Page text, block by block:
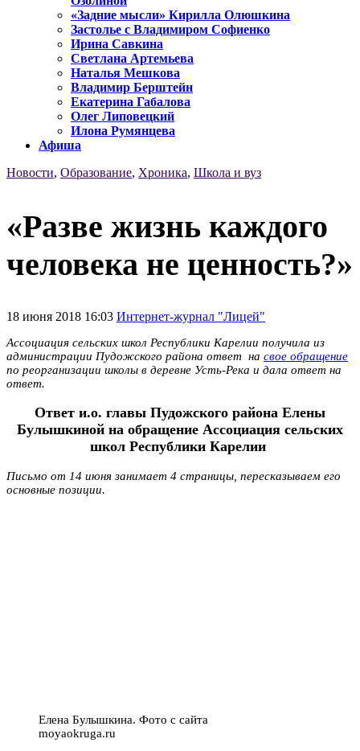
«Задние мысли» Кирилла Олюшкина
Застолье с Владимиром Софиенко
Ирина Савкина
Светлана Артемьева
Наталья Мешкова
Владимир Берштейн
Екатерина Габалова
Олег Липовецкий
Илона Румянцева
Афиша
Новости, Образование, Хроника, Школа и вуз
«Разве жизнь каждого
человека не ценность?»
18 июня 2018 16:03 Интернет-журнал "Лицей"
Ассоциация сельских школ Республики Карелии получила из
администрации Пудожского района ответ на свое обращение
по реорганизации школы в деревне Усть-Река и дала ответ на
ответ.
Ответ и.о. главы Пудожского района Елены
Булышкиной на обращение Ассоциация сельских
школ Республики Карелии
Письмо от 14 июня занимает 4 страницы, пересказываем его
основные позиции.
Елена Булышкина. Фото с сайта
moyaokruga.ru